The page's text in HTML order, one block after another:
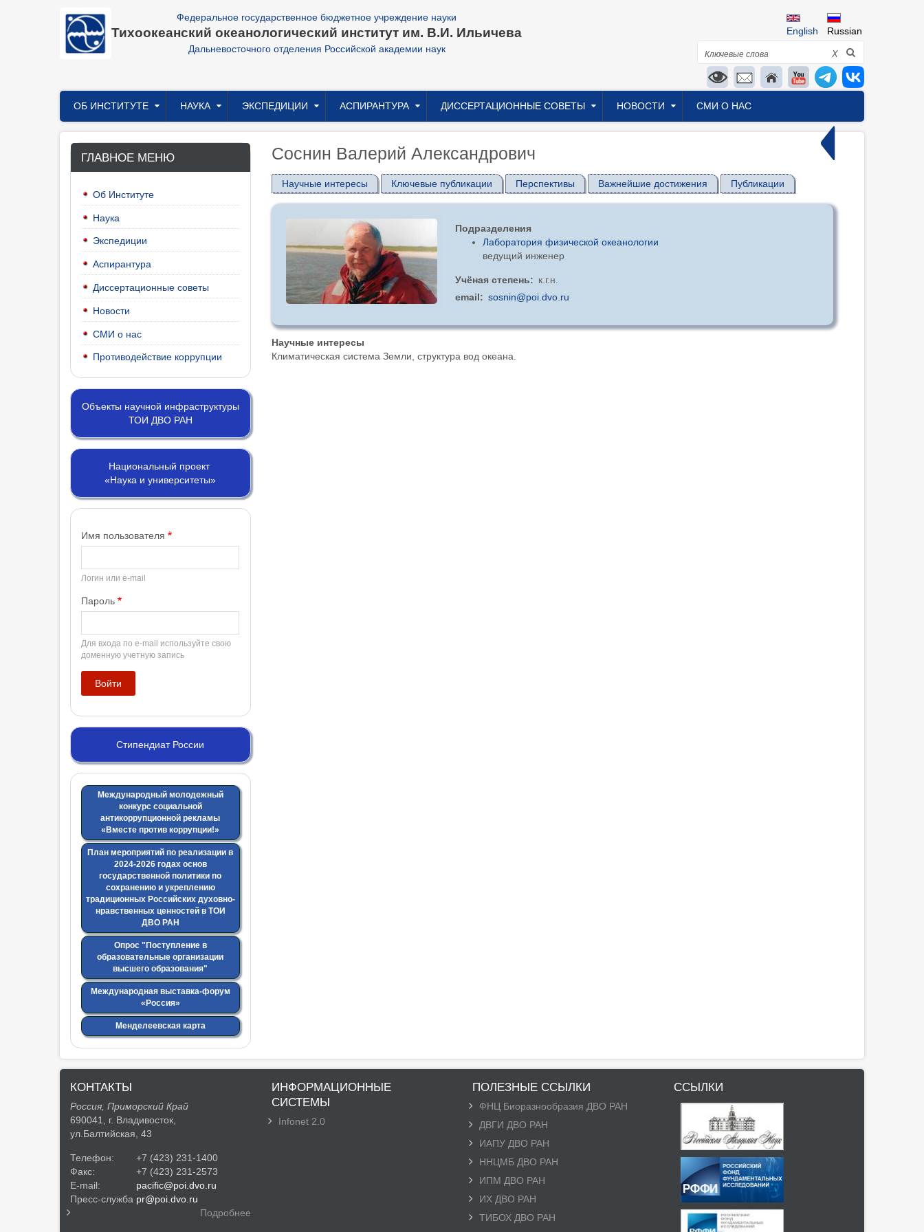
Федеральное государственное бюджетное учреждение науки
Тихоокеанский океанологический институт им. В.И. Ильичева
Дальневосточного отделения Российской академии наук
Russian
English
Поиск X
Главное
меню
ОБ ИНСТИТУТЕ НАУКА ЭКСПЕДИЦИИ АСПИРАНТУРА ДИССЕРТАЦИОННЫЕ СОВЕТЫ НОВОСТИ СМИ О НАС
ГЛАВНОЕ МЕНЮ
Об Институте
Наука
Экспедиции
Аспирантура
Диссертационные советы
Новости
СМИ о нас
Противодействие коррупции
Объекты научной инфраструктуры
ТОИ ДВО РАН
Национальный проект
«Наука и университеты»
Имя пользователя
Логин или e-mail
Пароль
Для входа по e-mail используйте свою
доменную учетную запись
Стипендиат России
Международный молодежный
конкурс социальной
антикоррупционной рекламы
«Вместе против коррупции!»
План мероприятий по реализации в
2024-2026 годах основ
государственной политики по
сохранению и укреплению
традиционных Российских духовно-
нравственных ценностей в ТОИ
ДВО РАН
Опрос "Поступление в
образовательные организации
высшего образования"
Международная выставка-форум
«Россия»
Менделеевская карта
Соснин Валерий Александрович
Научные интересы Ключевые публикации Перспективы Важнейшие достижения Публикации
Подразделения
Лаборатория физической океанологии
ведущий инженер
Учёная степень
к.г.н.
email
sosnin@poi.dvo.ru
Научные интересы
Климатическая система Земли, структура вод океана.
КОНТАКТЫ
Россия, Приморский Край
690041, г. Владивосток,
ул.Балтийская, 43
Телефон:
+7 (423) 231-1400
Факс:
+7 (423) 231-2573
E-mail:
pacific@poi.dvo.ru
Пресс-служба pr@poi.dvo.ru
Подробнее
ИНФОРМАЦИОННЫЕ
СИСТЕМЫ
Infonet 2.0
ПОЛЕЗНЫЕ ССЫЛКИ
ФНЦ Биоразнообразия ДВО РАН
ДВГИ ДВО РАН
ИАПУ ДВО РАН
ННЦМБ ДВО РАН
ИПМ ДВО РАН
ИХ ДВО РАН
ТИБОХ ДВО РАН
ССЫЛКИ